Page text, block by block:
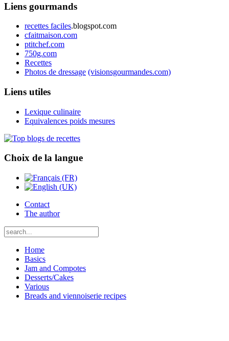
Liens gourmands
recettes faciles.blogspot.com
cfaitmaison.com
ptitchef.com
750g.com
Recettes
Photos de dressage (visionsgourmandes.com)
Liens utiles
Lexique culinaire
Equivalences poids mesures
Choix de la langue
Contact
The author
Home
Basics
Jam and Compotes
Desserts/Cakes
Various
Breads and viennoiserie recipes